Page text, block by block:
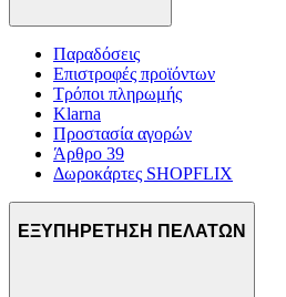
Παραδόσεις
Επιστροφές προϊόντων
Τρόποι πληρωμής
Klarna
Προστασία αγορών
Άρθρο 39
Δωροκάρτες SHOPFLIX
ΕΞΥΠΗΡΕΤΗΣΗ ΠΕΛΑΤΩΝ